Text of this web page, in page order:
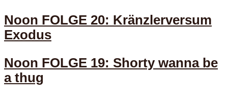
Noon FOLGE 20: Kränzlerversum
Exodus
Noon FOLGE 19: Shorty wanna be
a thug